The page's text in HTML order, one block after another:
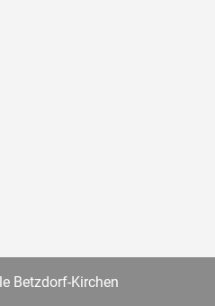
Betzdorf-Kirchen